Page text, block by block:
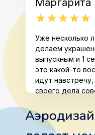
Уже несколько
делаем
выпускным и 1
это какой-то
идут
своего дела
Маргарита